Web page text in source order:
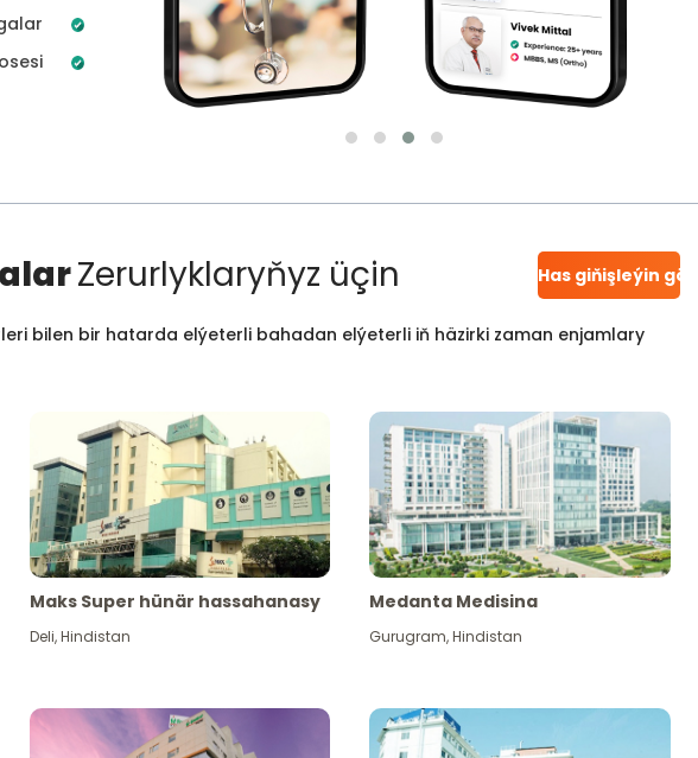
Zerurlyklaryňyz üçin Has giňişleýin gör
bilen bir hatarda elýeterli bahadan elýeterli iň häzirki zaman enjamlary
Maks Super hünär hassahanasy
Deli,Hindistan
Medanta Medisina
Gurugram,Hindistan